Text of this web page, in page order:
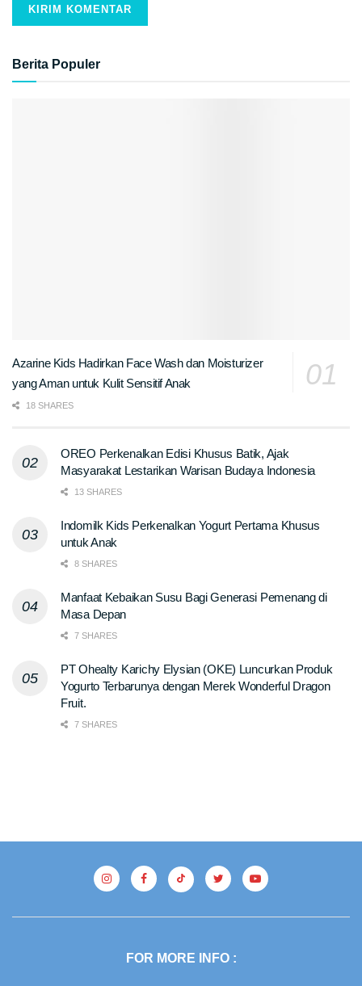
Berita Populer
Azarine Kids Hadirkan Face Wash dan Moisturizer
yang Aman untuk Kulit Sensitif Anak
18 SHARES
OREO Perkenalkan Edisi Khusus Batik, Ajak
Masyarakat Lestarikan Warisan Budaya Indonesia
13 SHARES
Indomilk Kids Perkenalkan Yogurt Pertama Khusus
untuk Anak
8 SHARES
Manfaat Kebaikan Susu Bagi Generasi Pemenang di
Masa Depan
7 SHARES
PT Ohealty Karichy Elysian (OKE) Luncurkan Produk
Yogurto Terbarunya dengan Merek Wonderful Dragon
Fruit.
7 SHARES
FOR MORE INFO :